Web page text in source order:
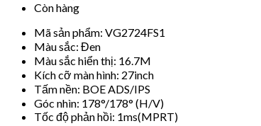
Còn hàng
Mã sản phẩm: VG2724FS1
Màu sắc: Đen
Màu sắc hiển thị: 16.7M
Kích cỡ màn hình: 27inch
Tấm nền: BOE ADS/IPS
Góc nhìn: 178°/178° (H/V)
Tốc độ phản hồi: 1ms(MPRT)